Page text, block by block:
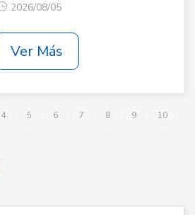
2026/08/05
Ver Más
4 5 6 7 8 9
10